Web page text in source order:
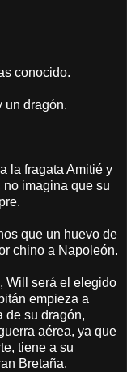
conocido.
un dragón.
la fragata Amitié y
imagina que su
que un huevo de
chino a Napoleón.
Will será el elegido
empieza a
de su dragón,
aérea, ya que
tiene a su
Bretaña.